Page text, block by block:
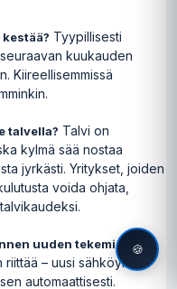
Tyypillisesti
kuukauden
Kiireellisemmissä
talvella? Talvi on
kylmä sää nostaa
jyrkästi. Yritykset, joiden
voida ohjata,
uuden tekemistä?Ei.
– uusi sähköyhtiö
automaattisesti.
🍪